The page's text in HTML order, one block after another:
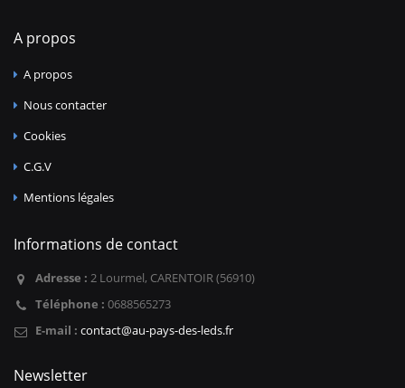
A propos
A propos
Nous contacter
Cookies
C.G.V
Mentions légales
Informations de contact
Adresse : 2 Lourmel, CARENTOIR (56910)
Téléphone : 0688565273
E-mail : contact@au-pays-des-leds.fr
Newsletter